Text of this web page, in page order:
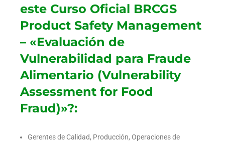
este Curso Oficial BRCGS
Product Safety Management
– «Evaluación de
Vulnerabilidad para Fraude
Alimentario (Vulnerability
Assessment for Food
Fraud)»?:
Gerentes de Calidad, Producción, Operaciones de